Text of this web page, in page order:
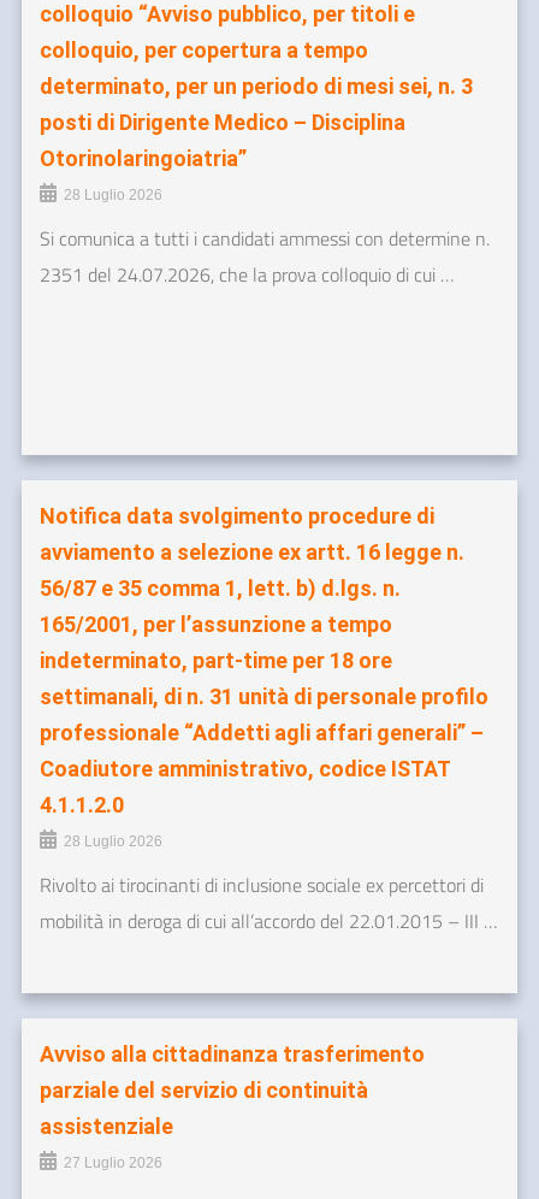
colloquio “Avviso pubblico, per titoli e
colloquio, per copertura a tempo
determinato, per un periodo di mesi sei, n. 3
posti di Dirigente Medico – Disciplina
Otorinolaringoiatria”
28 Luglio 2026
Si comunica a tutti i candidati ammessi con determine n.
2351 del 24.07.2026, che la prova colloquio di cui …
Notifica data svolgimento procedure di
avviamento a selezione ex artt. 16 legge n.
56/87 e 35 comma 1, lett. b) d.lgs. n.
165/2001, per l’assunzione a tempo
indeterminato, part-time per 18 ore
settimanali, di n. 31 unità di personale profilo
professionale “Addetti agli affari generali” –
Coadiutore amministrativo, codice ISTAT
4.1.1.2.0
28 Luglio 2026
Rivolto ai tirocinanti di inclusione sociale ex percettori di
mobilità in deroga di cui all’accordo del 22.01.2015 – III …
Avviso alla cittadinanza trasferimento
parziale del servizio di continuità
assistenziale
27 Luglio 2026